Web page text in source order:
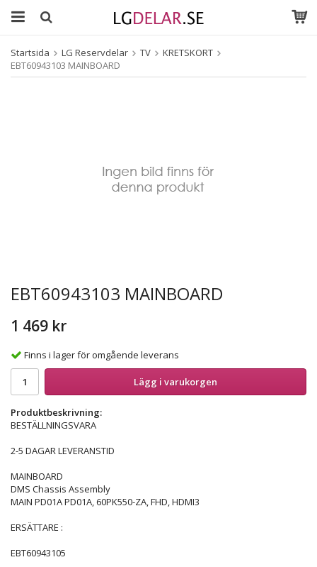
Startsida LG Reservdelar TV
KRETSKORT
EBT60943103 MAINBOARD
EBT60943103 MAINBOARD
1 469 kr
Finns i lager för omgående leverans
Lägg i varukorgen
Produktbeskrivning:
BESTÄLLNINGSVARA
2-5 DAGAR LEVERANSTID
MAINBOARD
DMS Chassis Assembly
MAIN PD01A PD01A, 60PK550-ZA, FHD, HDMI3
ERSÄTTARE :
EBT60943105